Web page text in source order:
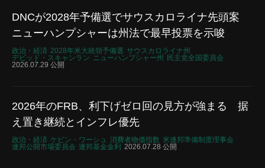
DNCが2028年予備選でサウスカロライナ先頭案
ニューハンプシャーは州法で最早投票を示唆
政治・経済 2028年米大統領予備選 サウスカロライナ州
デビッド・スキャンラン ニューハンプシャー州
民主党全国委員会
2026.07.29 公開
2026年のFRB、利下げゼロ回の見方が強まる 据
え置き継続とインフレ優先
政治・経済 ケビン・ワーシュ 消費者物価指数 米連邦準備制度理事会
連邦公開市場委員会 連邦基金金利 2026.07.28 公開